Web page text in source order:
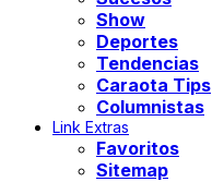
Show
Deportes
Tendencias
Caraota Tips
Columnistas
Link Extras
Favoritos
Sitemap